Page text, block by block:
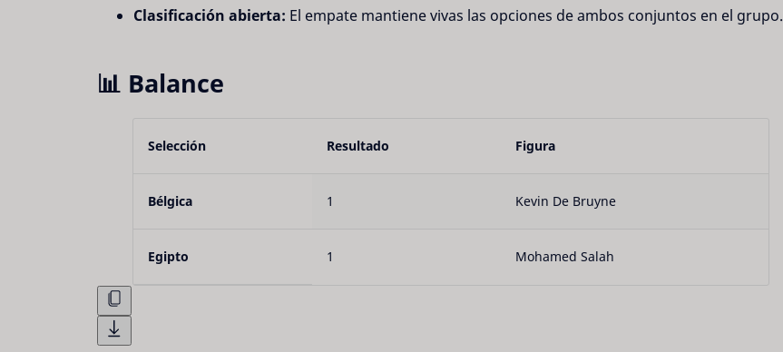
Clasificación abierta: El empate mantiene vivas las opciones de ambos conjuntos en el grupo.
📊 Balance
Selección Resultado Figura
Bélgica 1 Kevin De Bruyne
Egipto 1 Mohamed Salah